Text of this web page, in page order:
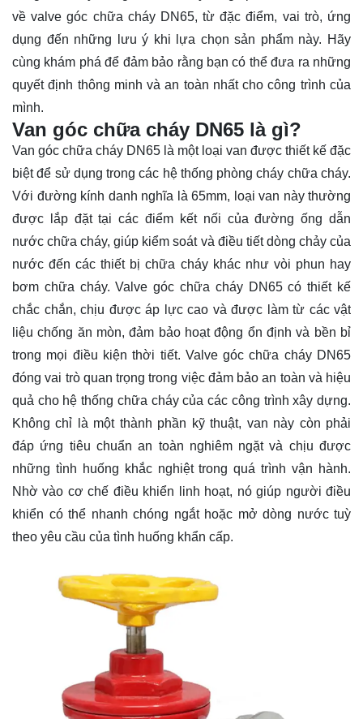
về valve góc chữa cháy DN65, từ đặc điểm, vai trò, ứng
dụng đến những lưu ý khi lựa chọn sản phẩm này. Hãy
cùng khám phá để đảm bảo rằng bạn có thể đưa ra những
quyết định thông minh và an toàn nhất cho công trình của
mình.
Van góc chữa cháy DN65 là gì?
Van góc chữa cháy DN65 là một loại van được thiết kế đặc
biệt để sử dụng trong các hệ thống phòng cháy chữa cháy.
Với đường kính danh nghĩa là 65mm, loại van này thường
được lắp đặt tại các điểm kết nối của đường ống dẫn
nước chữa cháy, giúp kiểm soát và điều tiết dòng chảy của
nước đến các thiết bị chữa cháy khác như vòi phun hay
bơm chữa cháy. Valve góc chữa cháy DN65 có thiết kế
chắc chắn, chịu được áp lực cao và được làm từ các vật
liệu chống ăn mòn, đảm bảo hoạt động ổn định và bền bỉ
trong mọi điều kiện thời tiết. Valve góc chữa cháy DN65
đóng vai trò quan trọng trong việc đảm bảo an toàn và hiệu
quả cho hệ thống chữa cháy của các công trình xây dựng.
Không chỉ là một thành phần kỹ thuật, van này còn phải
đáp ứng tiêu chuẩn an toàn nghiêm ngặt và chịu được
những tình huống khắc nghiệt trong quá trình vận hành.
Nhờ vào cơ chế điều khiển linh hoạt, nó giúp người điều
khiển có thể nhanh chóng ngắt hoặc mở dòng nước tuỳ
theo yêu cầu của tình huống khẩn cấp.